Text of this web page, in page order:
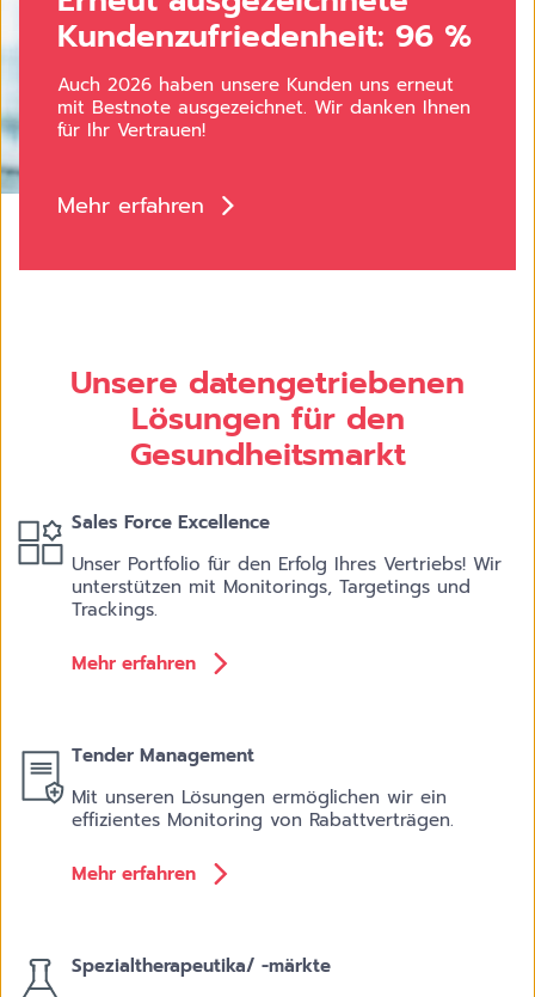
Kundenzufriedenheit: 96 %
Auch 2026 haben unsere Kunden uns erneut
mit Bestnote ausgezeichnet. Wir danken Ihnen
für Ihr Vertrauen!
Mehr erfahren
Unsere datengetriebenen
Lösungen für den
Gesundheitsmarkt
Sales Force Excellence
Unser Portfolio für den Erfolg Ihres Vertriebs! Wir
unterstützen mit Monitorings, Targetings und
Trackings.
Mehr erfahren
Tender Management
Mit unseren Lösungen ermöglichen wir ein
effizientes Monitoring von Rabattverträgen.
Mehr erfahren
Spezialtherapeutika/ -märkte